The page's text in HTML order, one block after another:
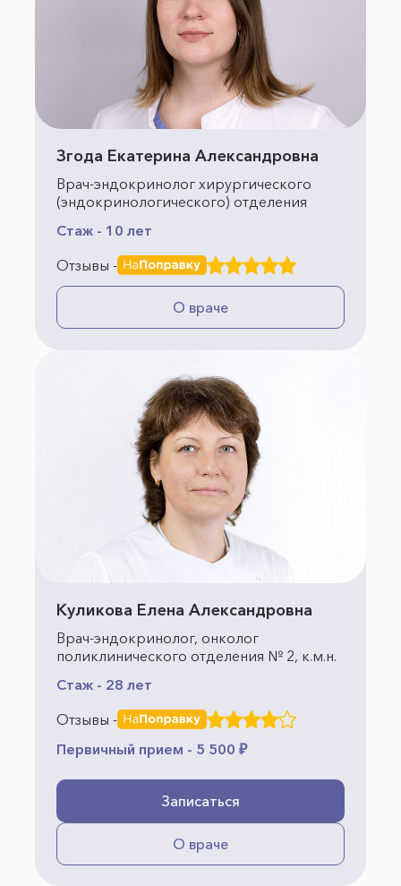
Згода Екатерина Александровна
Врач-эндокринолог хирургического
(эндокринологического) отделения
Стаж - 10 лет
Отзывы -
О враче
Куликова Елена Александровна
Врач-эндокринолог, онколог
поликлинического отделения № 2, к.м.н.
Стаж - 28 лет
Отзывы -
Первичный прием - 5 500 ₽
Записаться
О враче